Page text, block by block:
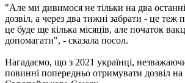
"Але ми дивимося не тільки на два
дозвіл, а через два тижні забрати - це
це буде ще кілька місяців, але початок
допомагати", - сказала посол.
Нагадаємо, що з 2021 українці,
повинні попередньо отримувати дозвіл на